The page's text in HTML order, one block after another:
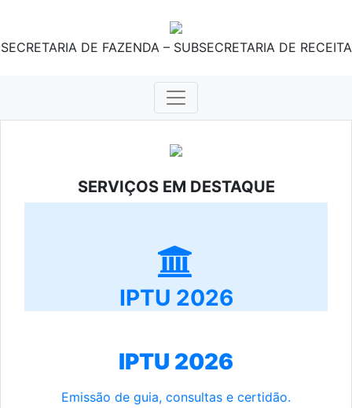
SECRETARIA DE FAZENDA – SUBSECRETARIA DE RECEITA
SERVIÇOS EM DESTAQUE
IPTU 2026
IPTU 2026
Emissão de guia, consultas e certidão.